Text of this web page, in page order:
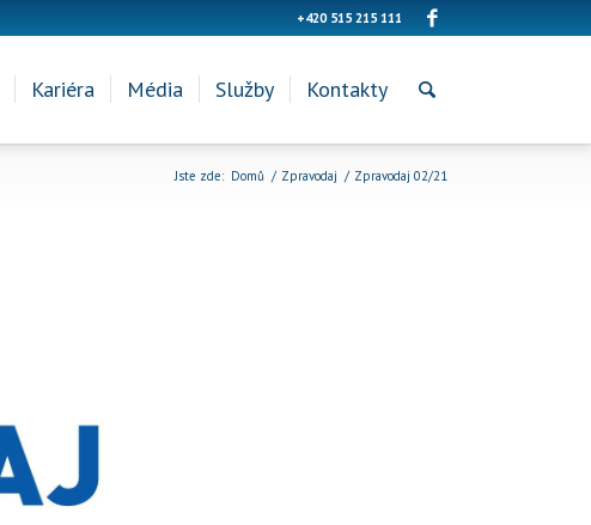
+420 515 215 111
Kariéra Média Služby Kontakty
Jste zde: Domů / Zpravodaj / Zpravodaj 02/21